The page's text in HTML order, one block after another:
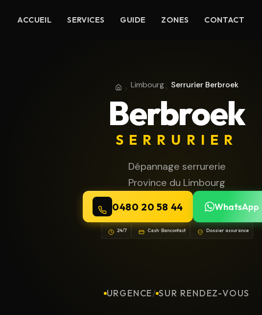
ACCUEIL SERVICES GUIDE ZONES CONTACT
AccueilProvince du Limbourg
Limbourg Serrurier Berbroek
Berbroek
SERRURIER
Dépannage serrurerie
Province du Limbourg
0480 20 58 44 WhatsApp
24/7 Cash · Bancontact Dossier assurance
URGENCE/ SUR RENDEZ-VOUS